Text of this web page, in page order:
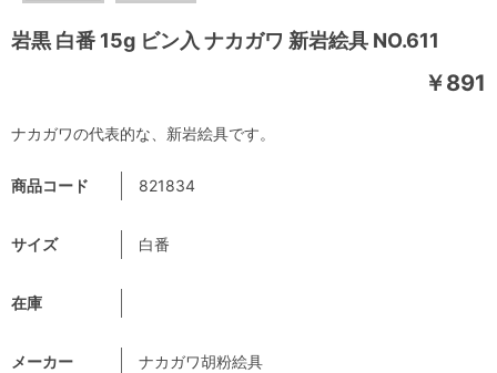
岩黒 白番 15g ビン入 ナカガワ 新岩絵具 NO.611
￥891
商品コード 821834
サイズ 白番
在庫
メーカー ナカガワ胡粉絵具
ナカガワの代表的な、新岩絵具です。